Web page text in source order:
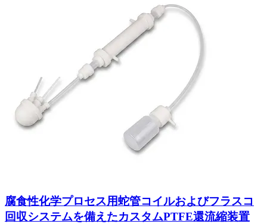
腐食性化学プロセス用蛇管コイルおよびフラスコ
回収システムを備えたカスタムPTFE還流縮装置